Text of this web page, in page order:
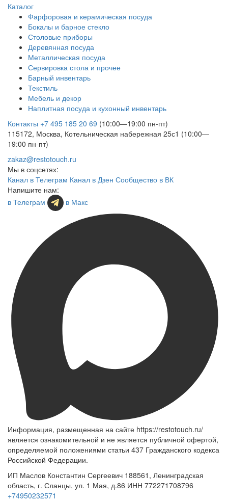
Каталог
Фарфоровая и керамическая посуда
Бокалы и барное стекло
Столовые приборы
Деревянная посуда
Металлическая посуда
Сервировка стола и прочее
Барный инвентарь
Текстиль
Мебель и декор
Наплитная посуда и кухонный инвентарь
Контакты +7 495 185 20 69 (10:00—19:00 пн-пт)
115172, Москва, Котельническая набережная 25с1 (10:00—
19:00 пн-пт)
zakaz@restotouch.ru
Мы в соцсетях:
Канал в Телеграм Канал в Дзен Сообщество в ВК
Напишите нам:
в Телеграм
в Макс
Информация, размещенная на сайте https://restotouch.ru/
является ознакомительной и не является публичной офертой,
определяемой положениями статьи 437 Гражданского кодекса
Российской Федерации.
ИП Маслов Константин Сергеевич 188561, Ленинградская
область, г. Сланцы, ул. 1 Мая, д.86 ИНН 772271708796
+74950232571